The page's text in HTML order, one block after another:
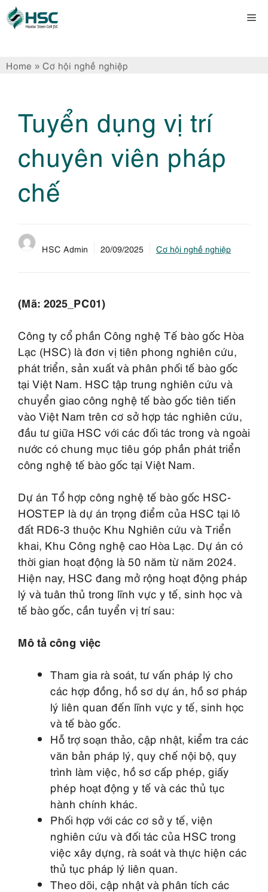
Chuyển
đến
Home » Cơ hội nghề nghiệp
Tuyển dụng vị trí
chuyên viên pháp
chế
HSC Admin 20/09/2025 Cơ hội nghề nghiệp
(Mã: 2025_PC01)
Công ty cổ phần Công nghệ Tế bào gốc Hòa
Lạc (HSC) là đơn vị tiên phong nghiên cứu,
phát triển, sản xuất và phân phối tế bào gốc
tại Việt Nam. HSC tập trung nghiên cứu và
chuyển giao công nghệ tế bào gốc tiên tiến
vào Việt Nam trên cơ sở hợp tác nghiên cứu,
đầu tư giữa HSC với các đối tác trong và ngoài
nước có chung mục tiêu góp phần phát triển
công nghệ tế bào gốc tại Việt Nam.
Dự án Tổ hợp công nghệ tế bào gốc HSC-
HOSTEP là dự án trọng điểm của HSC tại lô
đất RD6-3 thuộc Khu Nghiên cứu và Triển
khai, Khu Công nghệ cao Hòa Lạc. Dự án có
thời gian hoạt động là 50 năm từ năm 2024.
Hiện nay, HSC đang mở rộng hoạt động pháp
lý và tuân thủ trong lĩnh vực y tế, sinh học và
tế bào gốc, cần tuyển vị trí sau:
Mô tả công việc
Tham gia rà soát, tư vấn pháp lý cho
các hợp đồng, hồ sơ dự án, hồ sơ pháp
lý liên quan đến lĩnh vực y tế, sinh học
và tế bào gốc.
Hỗ trợ soạn thảo, cập nhật, kiểm tra các
văn bản pháp lý, quy chế nội bộ, quy
trình làm việc, hồ sơ cấp phép, giấy
phép hoạt động y tế và các thủ tục
hành chính khác.
Phối hợp với các cơ sở y tế, viện
nghiên cứu và đối tác của HSC trong
việc xây dựng, rà soát và thực hiện các
thủ tục pháp lý liên quan.
Theo dõi, cập nhật và phân tích các